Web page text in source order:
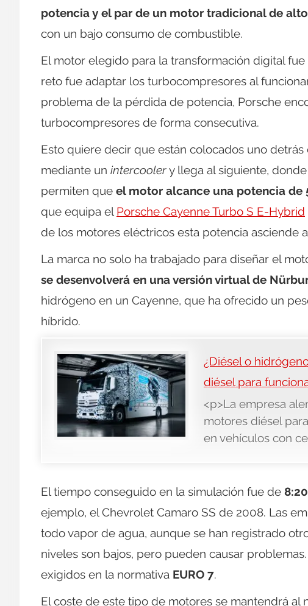
potencia y el par de un motor tradicional de
con un bajo consumo de combustible.
El motor elegido para la transformación digital fue
reto fue adaptar los turbocompresores al
problema de la pérdida de potencia, Porsche
turbocompresores de forma consecutiva.
Esto quiere decir que están colocados uno
mediante un intercoolery llega al siguiente,
permiten que el motor alcance una potencia de
que equipa el Porsche Cayenne Turbo S E-Hybrid
de los motores eléctricos esta potencia asciende
La marca no solo ha trabajado para diseñar el
se desenvolverá en una versión virtual de
hidrógeno en un Cayenne, que ha ofrecido un
híbrido.
¿Diésel o
diésel para
<p>La empresa
motores diésel
en vehículos con
El tiempo conseguido en la simulación fue de
ejemplo, el Chevrolet Camaro SS de 2008. Las
todo vapor de agua, aunque se han registrado
niveles son bajos, pero pueden causar
exigidos en la normativa EURO 7.
El coste de este tipo de motores se mantendrá al